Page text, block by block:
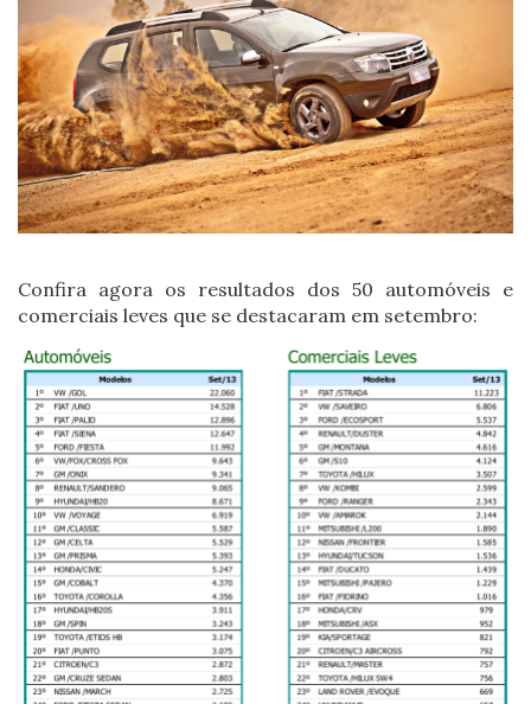
Confira agora os resultados dos 50 automóveis e
comerciais leves que se destacaram em setembro: